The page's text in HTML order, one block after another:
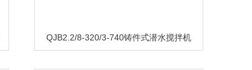
QJB2.2/8-320/3-740铸件式潜水搅拌机